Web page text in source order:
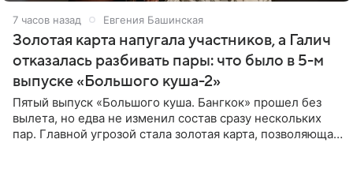
7 часов назад Евгения Башинская
Золотая карта напугала участников, а Галич
отказалась разбивать пары: что было в 5-м
выпуске «Большого куша-2»
Пятый выпуск «Большого куша. Бангкок» прошел без
вылета, но едва не изменил состав сразу нескольких
пар. Главной угрозой стала золотая карта, позволяющая